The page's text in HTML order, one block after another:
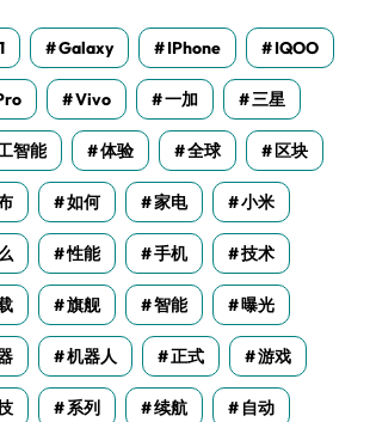
Galaxy IPhone IQOO
Vivo 一加 三星
智能 体验 全球 区块
如何 家电 小米
性能 手机 技术
旗舰 智能 曝光
机器人 正式 游戏
系列 续航 自动